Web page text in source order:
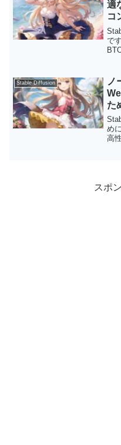
ル
を
適
コ
で
制
で
来
の
Stable Diffusion
ノ
た
め
高
スポ